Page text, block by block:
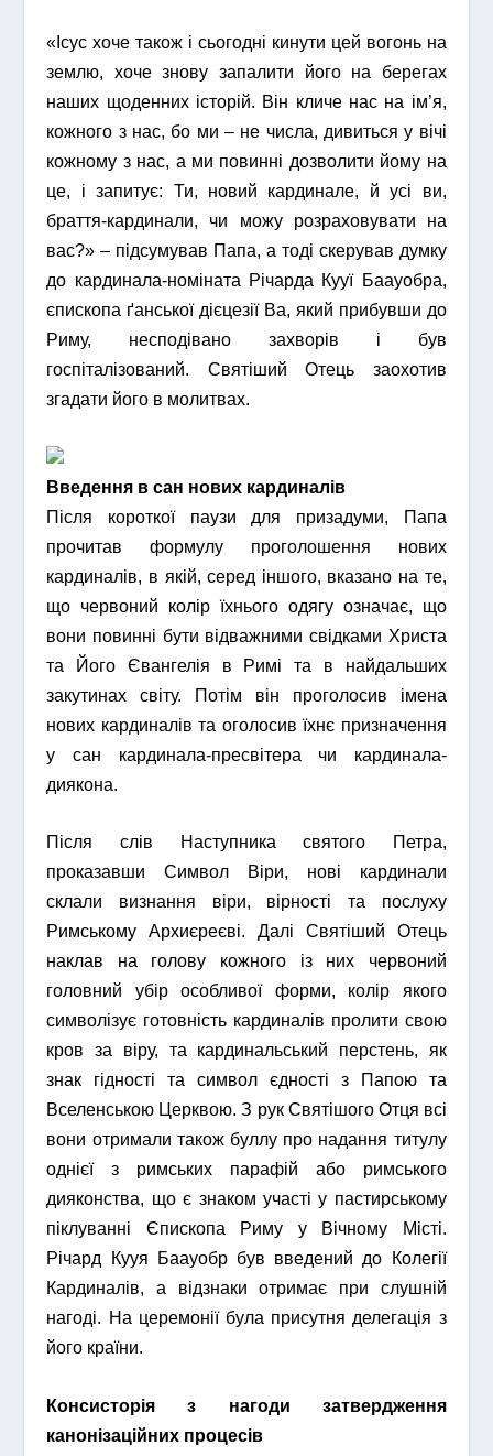
«Ісус хоче також і сьогодні кинути цей вогонь на
землю, хоче знову запалити його на берегах
наших щоденних історій. Він кличе нас на ім’я,
кожного з нас, бо ми – не числа, дивиться у вічі
кожному з нас, а ми повинні дозволити йому на
це, і запитує: Ти, новий кардинале, й усі ви,
браття-кардинали, чи можу розраховувати на
вас?» – підсумував Папа, а тоді скерував думку
до кардинала-номіната Річарда Кууї Баауобра,
єпископа ґанської дієцезії Ва, який прибувши до
Риму, несподівано захворів і був
госпіталізований. Святіший Отець заохотив
згадати його в молитвах.
Введення в сан нових кардиналів
Після короткої паузи для призадуми, Папа
прочитав формулу проголошення нових
кардиналів, в якій, серед іншого, вказано на те,
що червоний колір їхнього одягу означає, що
вони повинні бути відважними свідками Христа
та Його Євангелія в Римі та в найдальших
закутинах світу. Потім він проголосив імена
нових кардиналів та оголосив їхнє призначення
у сан кардинала-пресвітера чи кардинала-
диякона.
Після слів Наступника святого Петра,
проказавши Символ Віри, нові кардинали
склали визнання віри, вірності та послуху
Римському Архиєреєві. Далі Святіший Отець
наклав на голову кожного із них червоний
головний убір особливої форми, колір якого
символізує готовність кардиналів пролити свою
кров за віру, та кардинальський перстень, як
знак гідності та символ єдності з Папою та
Вселенською Церквою. З рук Святішого Отця всі
вони отримали також буллу про надання титулу
однієї з римських парафій або римського
дияконства, що є знаком участі у пастирському
піклуванні Єпископа Риму у Вічному Місті.
Річард Кууя Баауобр був введений до Колегії
Кардиналів, а відзнаки отримає при слушній
нагоді. На церемонії була присутня делегація з
його країни.
Консисторія з нагоди затвердження
канонізаційних процесів